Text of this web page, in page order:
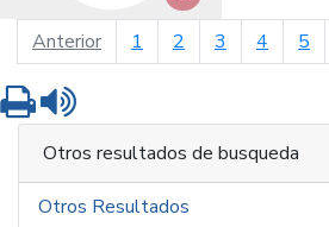
Anteriorpágina anterior
1 2 3 4 5
Imprimir
Otros resultados de busqueda
Otros Resultados